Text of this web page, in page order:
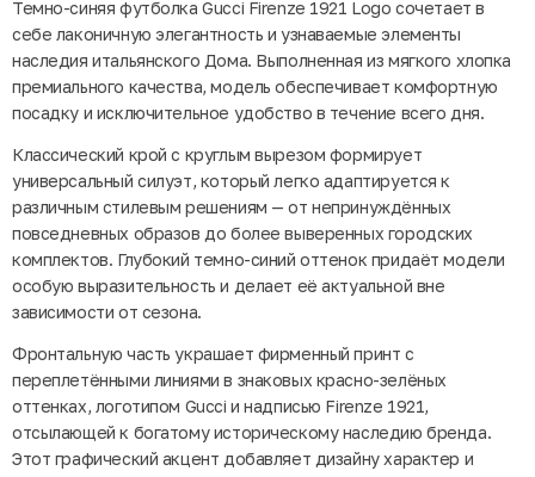
Темно-синяя футболка Gucci Firenze 1921 Logo сочетает в
себе лаконичную элегантность и узнаваемые элементы
наследия итальянского Дома. Выполненная из мягкого хлопка
премиального качества, модель обеспечивает комфортную
посадку и исключительное удобство в течение всего дня.
Классический крой с круглым вырезом формирует
универсальный силуэт, который легко адаптируется к
различным стилевым решениям — от непринуждённых
повседневных образов до более выверенных городских
комплектов. Глубокий темно-синий оттенок придаёт модели
особую выразительность и делает её актуальной вне
зависимости от сезона.
Фронтальную часть украшает фирменный принт с
переплетёнными линиями в знаковых красно-зелёных
оттенках, логотипом Gucci и надписью Firenze 1921,
отсылающей к богатому историческому наследию бренда.
Этот графический акцент добавляет дизайну характер и